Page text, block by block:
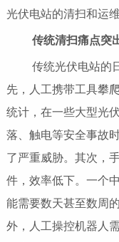
光伏电站的清扫和运
传统清扫痛点突
传统光伏电站的日
先，人工携带工具攀
统计，在一些大型光
落、触电等安全事故
了严重威胁。其次，
件，效率低下。一个
能需要数天甚至数周
外，人工操控机器人